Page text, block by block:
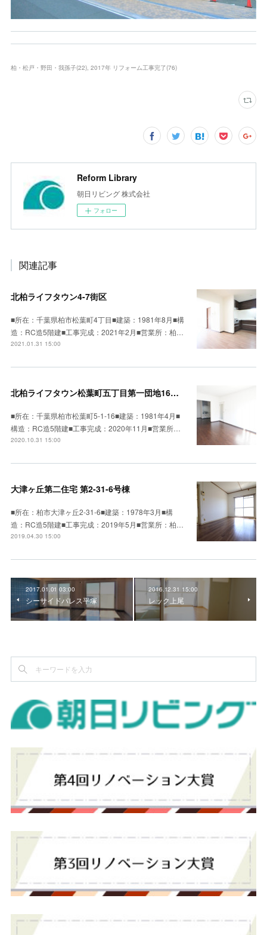
柏・松戸・野田・我孫子(22) 2017年 リフォーム工事完了(76)
Reform Library
朝日リビング 株式会社
フォロー
関連記事
北柏ライフタウン4-7街区
■所在：千葉県柏市松葉町4丁目■建築：1981年8月■構
造：RC造5階建■工事完成：2021年2月■営業所：柏…
2021.01.31 15:00
北柏ライフタウン松葉町五丁目第一団地16号棟
■所在：千葉県柏市松葉町5-1-16■建築：1981年4月■
構造：RC造5階建■工事完成：2020年11月■営業所…
2020.10.31 15:00
大津ヶ丘第二住宅 第2-31-6号棟
■所在：柏市大津ヶ丘2-31-6■建築：1978年3月■構
造：RC造5階建■工事完成：2019年5月■営業所：柏…
2019.04.30 15:00
2017.01.01 03:00
シーサイドパレス平塚
2016.12.31 15:00
レック上尾